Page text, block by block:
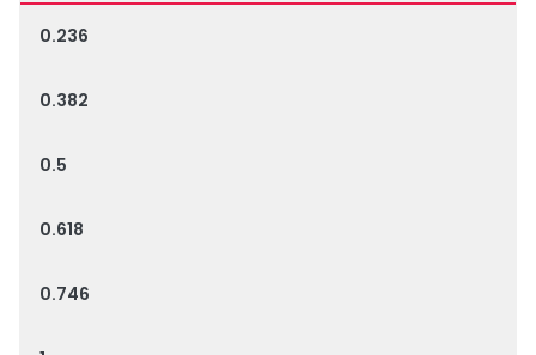
0.236
0.382
0.5
0.618
0.746